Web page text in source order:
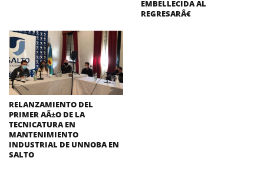
EMBELLECIDA AL
REGRESARÂ€
RELANZAMIENTO DEL
PRIMER AÃ±O DE LA
TECNICATURA EN
MANTENIMIENTO
INDUSTRIAL DE UNNOBA EN
SALTO